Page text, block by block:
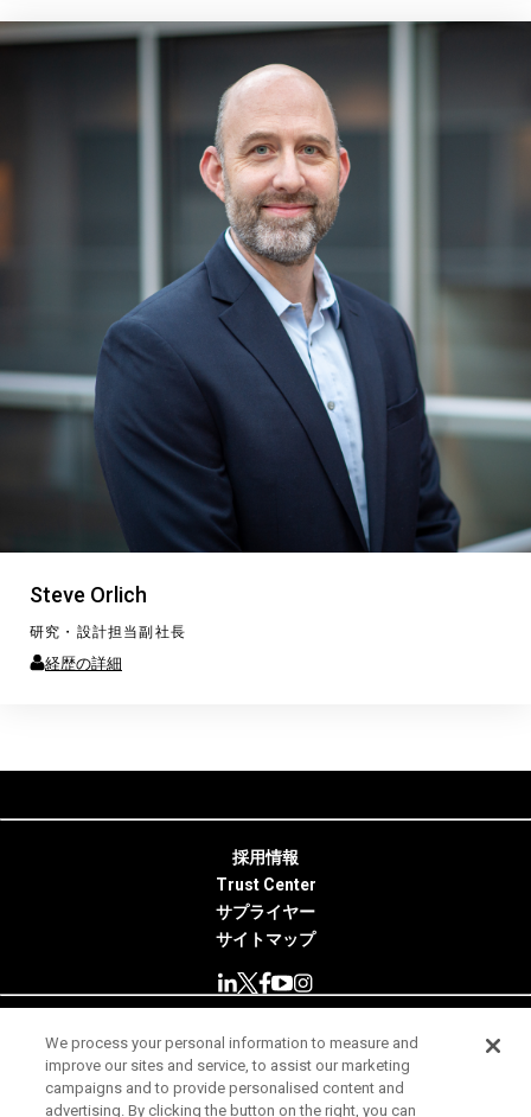
Steve Orlich
研究・設計担当副社長
経歴の詳細
採用情報
Trust Center
サプライヤー
サイトマップ
© 2026 Minitab, LLC. All Rights Reserved.
使用条件
We process your personal information to measure and
improve our sites and service, to assist our marketing
campaigns and to provide personalised content and
advertising. By clicking the button on the right, you can